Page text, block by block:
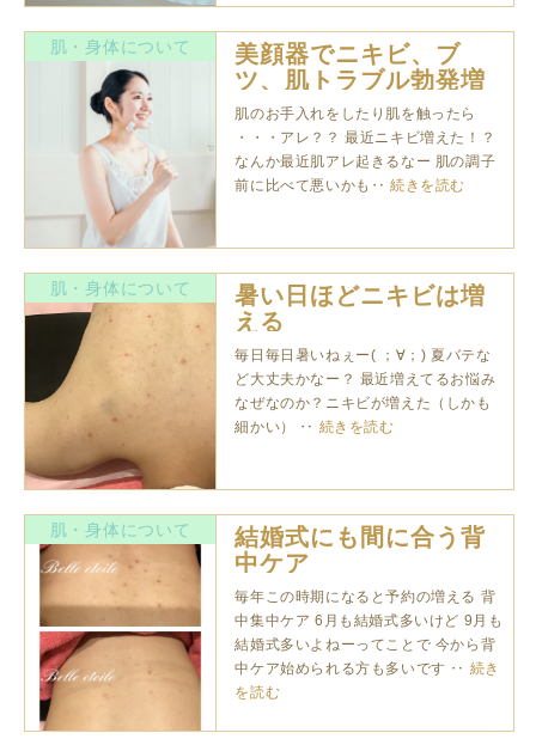
肌・身体について
美顔器でニキビ、ブ
ツ、肌トラブル勃発増
殖中！
肌のお手入れをしたり肌を触ったら
・・・アレ？？ 最近ニキビ増えた！？
なんか最近肌アレ起きるなー 肌の調子
前に比べて悪いかも‥続きを読む
肌・身体について
暑い日ほどニキビは増
える
毎日毎日暑いねぇー( ；∀；) 夏バテな
ど大丈夫かなー？ 最近増えてるお悩み
なぜなのか？ニキビが増えた（しかも
細かい） ‥ 続きを読む
肌・身体について
結婚式にも間に合う背
中ケア
毎年この時期になると予約の増える 背
中集中ケア 6月も結婚式多いけど 9月も
結婚式多いよねーってことで 今から背
中ケア始められる方も多いです ‥ 続き
を読む